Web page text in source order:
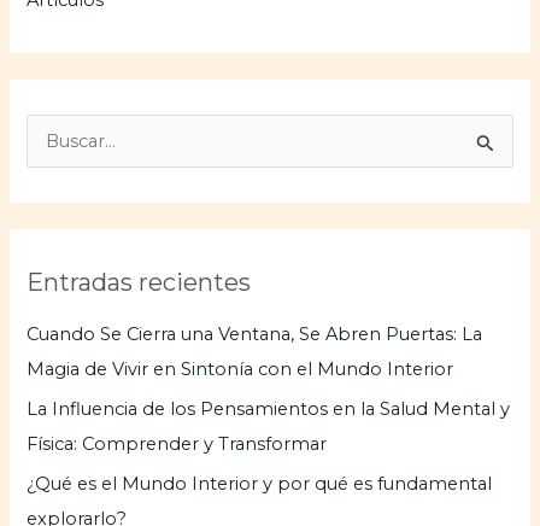
a
Entradas recientes
Cuando Se Cierra una Ventana, Se Abren Puertas: La
Magia de Vivir en Sintonía con el Mundo Interior
La Influencia de los Pensamientos en la Salud Mental y
Física: Comprender y Transformar
¿Qué es el Mundo Interior y por qué es fundamental
explorarlo?